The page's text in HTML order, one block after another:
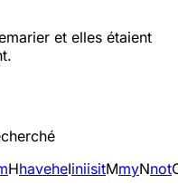
et elles étaient
HhaveheIiniisitMmyNnot